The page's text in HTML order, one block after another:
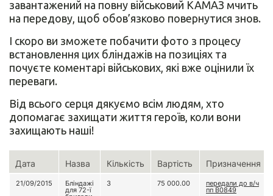
завантажений на повну військовий КАМАЗ мчить
на передову, щоб обов’язково повернутися знов.
І скоро ви зможете побачити фото з процесу
встановлення цих бліндажів на позиціях та
почуєте коментарі військових, які вже оцінили їх
переваги.
Від всього серця дякуємо всім людям, хто
допомагає захищати життя героїв, коли вони
захищають наші!
Дата Назва Кількість Вартість Призначення
21/09/2015 Бліндажі
для 72-ї
3 75 000.00 передали до в/ч
пп В0849